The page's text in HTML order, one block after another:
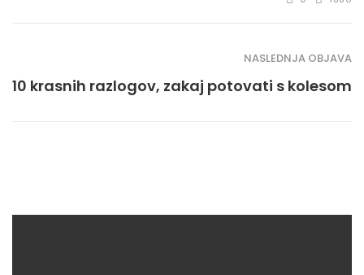
NASLEDNJA OBJAVA
10 krasnih razlogov, zakaj potovati s kolesom